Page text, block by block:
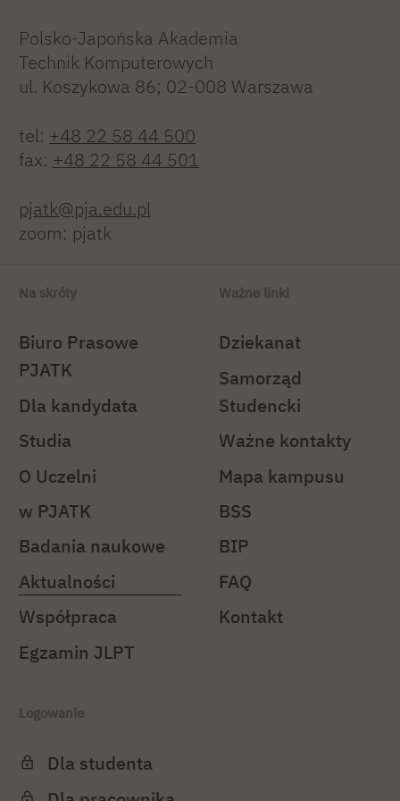
Polsko-Japońska Akademia
Technik Komputerowych
ul. Koszykowa 86; 02-008 Warszawa
tel: +48 22 58 44 500
fax: +48 22 58 44 501
pjatk@pja.edu.pl
zoom: pjatk
Na skróty
Biuro Prasowe
PJATK
Dla kandydata
Studia
O Uczelni
w PJATK
Badania naukowe
Aktualności
Współpraca
Egzamin JLPT
Ważne linki
Dziekanat
Samorząd
Studencki
Ważne kontakty
Mapa kampusu
BSS
BIP
FAQ
Kontakt
Logowanie
Dla studenta